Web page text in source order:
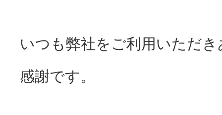
いつも弊社をご利用いただ
感謝です。